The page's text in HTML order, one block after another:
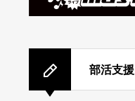
部活支援